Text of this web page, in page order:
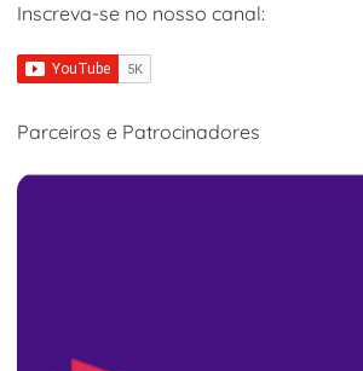
Inscreva-se no nosso canal:
Parceiros e Patrocinadores